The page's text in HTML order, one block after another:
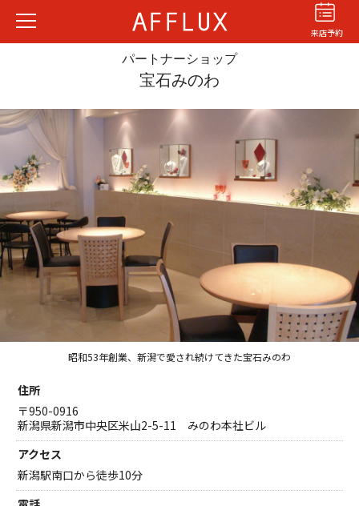
来店予約
婚約指輪 結婚指輪
パーフェクト
セットリング
商品カテゴリ
ショップ
AFFLUXについて
AFFLUXの永久保証®
無限大のオーダーメイド
ゆびわ言葉®
AFFLUXダイヤモンド
サービス
お役立ち記事
フェア・ニュース
ブログ・お客様の声
パートナーショップ
宝石みのわ
昭和53年創業、新潟で愛され続けてきた宝石みのわ
住所
〒950-0916
新潟県新潟市中央区米山2-5-11 みのわ本社ビル
アクセス
新潟駅南口から徒歩10分